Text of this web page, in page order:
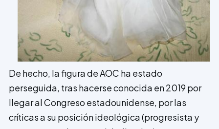
De hecho, la figura de AOC ha estado
perseguida, tras hacerse conocida en 2019 por
llegar al Congreso estadounidense, por las
críticas a su posición ideológica (progresista y